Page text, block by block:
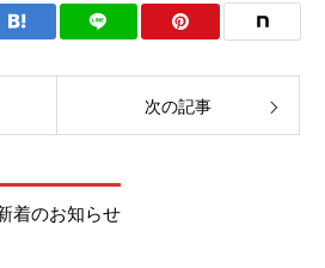
次の記事
着のお知らせ